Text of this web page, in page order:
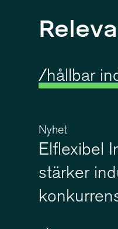
/hållbar
Nyhet
Elflexibel
stärker